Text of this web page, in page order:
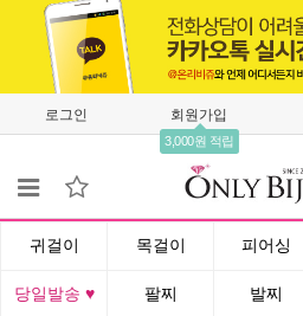
로그인 회원가입
3,000원 적립
귀걸이 목걸이 피어싱
당일발송 ♥ 팔찌 발찌